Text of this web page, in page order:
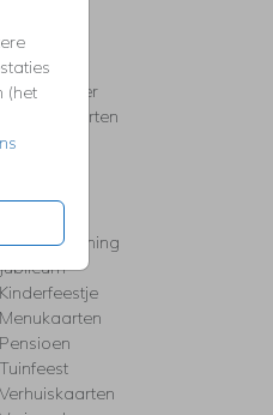
(het
Babyshower
Bedankkaarten
Communie
Housewarming
Jubileum
Kinderfeestje
Menukaarten
Pensioen
Tuinfeest
Verhuiskaarten